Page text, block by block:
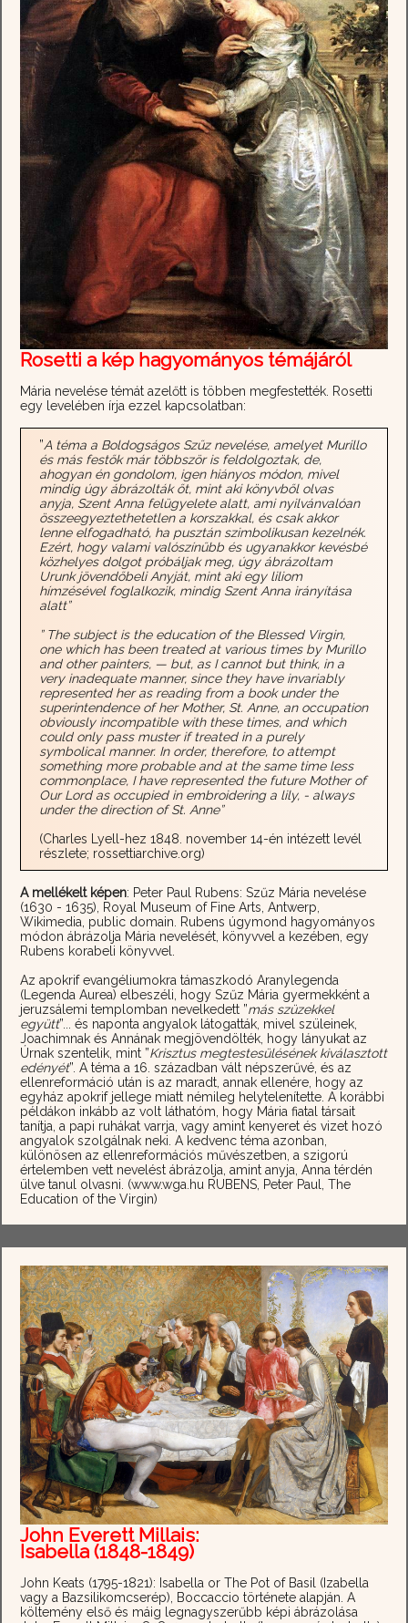
Rosetti a kép hagyományos témájáról
Mária nevelése témát azelőtt is többen megfestették. Rosetti
egy levelében írja ezzel kapcsolatban:
”A téma a Boldogságos Szűz nevelése, amelyet Murillo
és más festők már többször is feldolgoztak, de,
ahogyan én gondolom, igen hiányos módon, mivel
mindig úgy ábrázolták őt, mint aki könyvből olvas
anyja, Szent Anna felügyelete alatt, ami nyilvánvalóan
összeegyeztethetetlen a korszakkal, és csak akkor
lenne elfogadható, ha pusztán szimbolikusan kezelnék.
Ezért, hogy valami valószínűbb és ugyanakkor kevésbé
közhelyes dolgot próbáljak meg, úgy ábrázoltam
Urunk jövendőbeli Anyját, mint aki egy liliom
hímzésével foglalkozik, mindig Szent Anna irányítása
alatt”
” The subject is the education of the Blessed Virgin,
one which has been treated at various times by Murillo
and other painters, — but, as I cannot but think, in a
very inadequate manner, since they have invariably
represented her as reading from a book under the
superintendence of her Mother, St. Anne, an occupation
obviously incompatible with these times, and which
could only pass muster if treated in a purely
symbolical manner. In order, therefore, to attempt
something more probable and at the same time less
commonplace, I have represented the future Mother of
Our Lord as occupied in embroidering a lily, - always
under the direction of St. Anne”
(Charles Lyell-hez 1848. november 14-én intézett levél
részlete; rossettiarchive.org)
A mellékelt képen: Peter Paul Rubens: Szűz Mária nevelése
(1630 - 1635), Royal Museum of Fine Arts, Antwerp,
Wikimedia, public domain. Rubens úgymond hagyományos
módon ábrázolja Mária nevelését, könyvvel a kezében, egy
Rubens korabeli könyvvel.
Az apokrif evangéliumokra támaszkodó Aranylegenda
(Legenda Aurea) elbeszéli, hogy Szűz Mária gyermekként a
jeruzsálemi templomban nevelkedett ”más szüzekkel
együtt”... és naponta angyalok látogatták, mivel szüleinek,
Joachimnak és Annának megjövendölték, hogy lányukat az
Úrnak szentelik, mint ”Krisztus megtestesülésének kiválasztott
edényét”. A téma a 16. században vált népszerűvé, és az
ellenreformáció után is az maradt, annak ellenére, hogy az
egyház apokrif jellege miatt némileg helytelenítette. A korábbi
példákon inkább az volt láthatóm, hogy Mária fiatal társait
tanítja, a papi ruhákat varrja, vagy amint kenyeret és vizet hozó
angyalok szolgálnak neki. A kedvenc téma azonban,
különösen az ellenreformációs művészetben, a szigorú
értelemben vett nevelést ábrázolja, amint anyja, Anna térdén
ülve tanul olvasni. (www.wga.hu RUBENS, Peter Paul, The
Education of the Virgin)
John Everett Millais:
Isabella (1848-1849)
John Keats (1795-1821): Isabella or The Pot of Basil (Izabella
vagy a Bazsilikomcserép), Boccaccio története alapján. A
költemény első és máig legnagyszerűbb képi ábrázolása